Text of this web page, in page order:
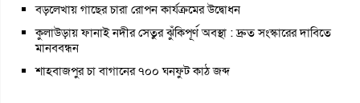
বড়লেখায় গাছের চারা রোপন কার্যক্রমের উদ্বোধন
কুলাউড়ায় ফানাই নদীর সেতুর ঝুঁকিপূর্ণ অবস্থা : দ্রুত সংস্কারের দাবিতে
মানববন্ধন
শাহবাজপুর চা বাগানের ৭০০ ঘনফুট কাঠ জব্দ